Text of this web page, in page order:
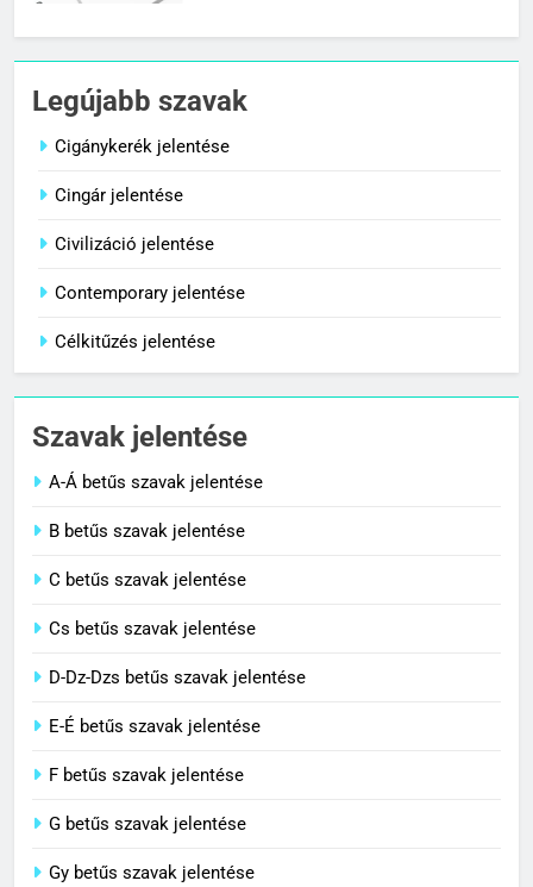
7
Céltudatos jelentése
C BETŰS SZAVAK JELENTÉSE
8
Centenárium jelentése
1
Cigánykerék jelentése
C BETŰS SZAVAK JELENTÉSE
C BETŰS SZAVAK JELENTÉSE
3
4
Contemporary jelentése
Legújabb szavak
Cigánykerék jelentése
Cingár jelentése
Civilizáció jelentése
Contemporary jelentése
Célkitűzés jelentése
Szavak jelentése
A-Á betűs szavak jelentése
B betűs szavak jelentése
C betűs szavak jelentése
Cs betűs szavak jelentése
D-Dz-Dzs betűs szavak jelentése
E-É betűs szavak jelentése
F betűs szavak jelentése
G betűs szavak jelentése
Gy betűs szavak jelentése